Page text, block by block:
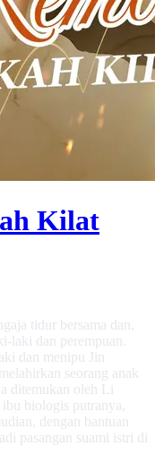
Kilat
tidur bersama dan,
laki dan perempuan.
dan menipu Jin
seorang anak
ditemukan oleh Li
biologis putranya,
dengan bantuan
pasangan suami istri di